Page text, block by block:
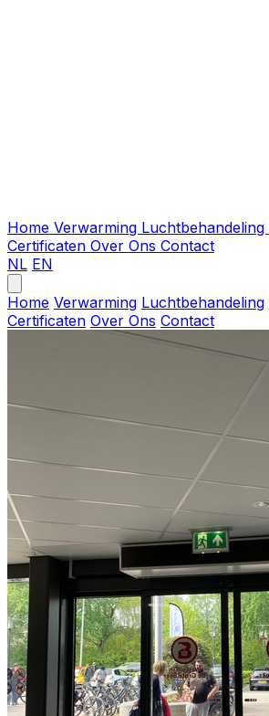
Home Verwarming Luchtbehandeling
Certificaten Over Ons Contact
NL EN
Home Verwarming Luchtbehandeling
Certificaten Over Ons Contact